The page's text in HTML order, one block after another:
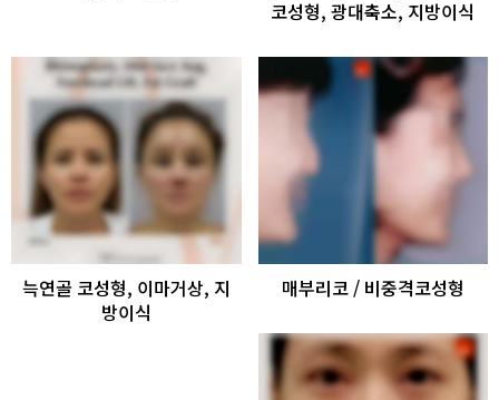
코성형, 광대축소, 지방이식
늑연골 코성형, 이마거상, 지
방이식
매부리코 / 비중격코성형